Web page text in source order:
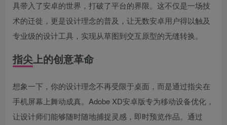
具带入了安卓的世界，打破了平台的界限。这不仅是一场技
术的迁徙，更是设计理念的普及，让无数安卓用户得以触及
专业级的设计工具，实现从草图到交互原型的无缝转换。
指尖上的创意革命
想象一下，你的设计理念不再受限于桌面，而是通过指尖在
手机屏幕上舞动成真。Adobe XD安卓版专为移动设备优化，
让设计师们能够随时随地捕捉灵感，即时预览作品。通过